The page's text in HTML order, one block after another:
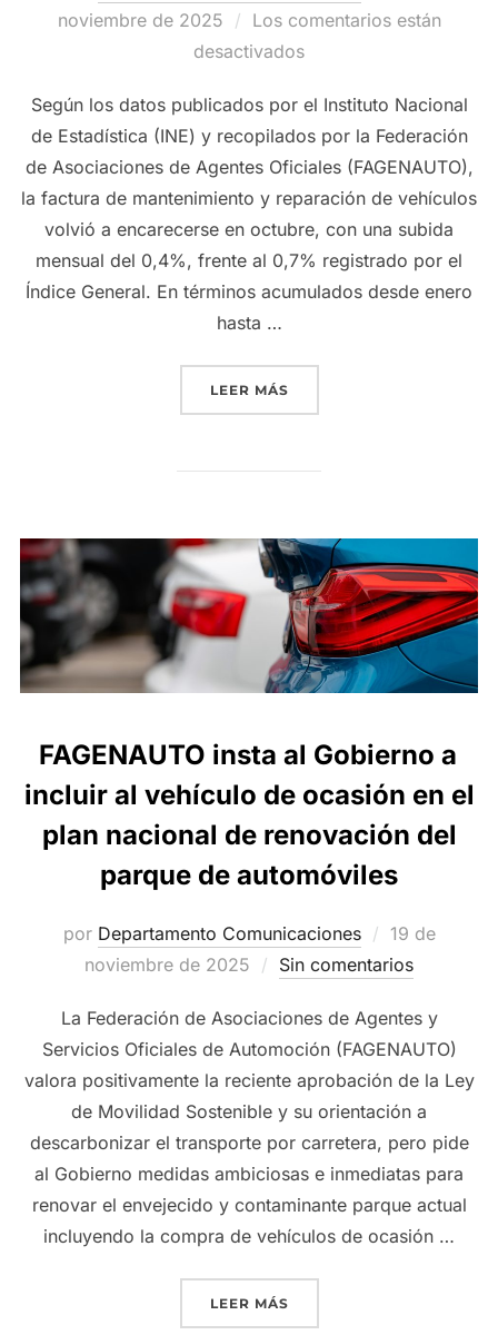
el
noviembre de 2025
Los comentarios están
desactivados
Según los datos publicados por el Instituto Nacional
de Estadística (INE) y recopilados por la Federación
de Asociaciones de Agentes Oficiales (FAGENAUTO),
la factura de mantenimiento y reparación de vehículos
volvió a encarecerse en octubre, con una subida
mensual del 0,4%, frente al 0,7% registrado por el
Índice General. En términos acumulados desde enero
hasta …
LEER MÁS«LA FACTURA DEL
FAGENAUTO insta al Gobierno a
incluir al vehículo de ocasión en el
plan nacional de renovación del
parque de automóviles
por Departamento Comunicaciones
Publicado
el
19 de
noviembre de 2025
Sin comentarios
La Federación de Asociaciones de Agentes y
Servicios Oficiales de Automoción (FAGENAUTO)
valora positivamente la reciente aprobación de la Ley
de Movilidad Sostenible y su orientación a
descarbonizar el transporte por carretera, pero pide
al Gobierno medidas ambiciosas e inmediatas para
renovar el envejecido y contaminante parque actual
incluyendo la compra de vehículos de ocasión …
LEER MÁS«FAGENAUTO INSTA AL